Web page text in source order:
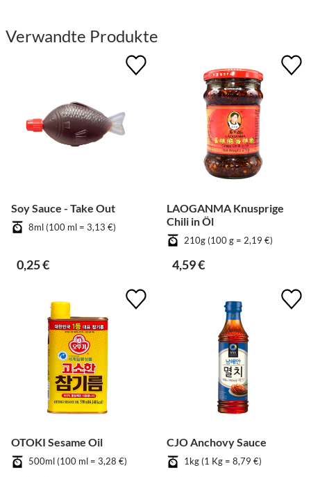
Verwandte Produkte
Soy Sauce - Take Out
8ml (100 ml = 3,13 €)
0,25 €
LAOGANMA Knusprige
Chili in Öl
210g (100 g = 2,19 €)
4,59 €
OTOKI Sesame Oil
500ml (100 ml = 3,28 €)
CJO Anchovy Sauce
1kg (1 Kg = 8,79 €)